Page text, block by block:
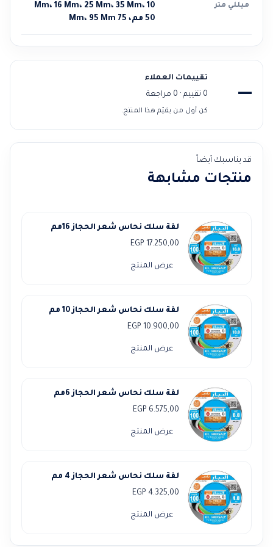
ميللي متر
10 Mm، 16 Mm، 25 Mm، 35 Mm،
50 مم، 75 Mm، 95 Mm
—
تقييمات العملاء
0 تقييم · 0 مراجعة
كن أول من يقيّم هذا المنتج.
قد يناسبك أيضاً
منتجات مشابهة
لفة سلك نحاس شعر الحجاز 16مم
17.250,00
EGP
عرض المنتج
لفة سلك نحاس شعر الحجاز 10 مم
10.900,00
EGP
عرض المنتج
لفة سلك نحاس شعر الحجاز 6مم
6.575,00
EGP
عرض المنتج
لفة سلك نحاس شعر الحجاز 4 مم
4.325,00
EGP
عرض المنتج